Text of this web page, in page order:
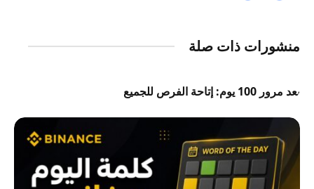
منشورات ذات صلة
بعد مرور 100 يوم: إتاحة الفرص للجميع